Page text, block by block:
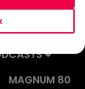
MAGNUM 80